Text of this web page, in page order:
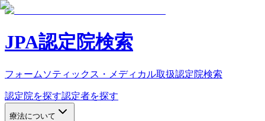
JPA認定院検索
フォームソティックス・メディカル取扱認定院検索
認定院を探す認定者を探す
療法について